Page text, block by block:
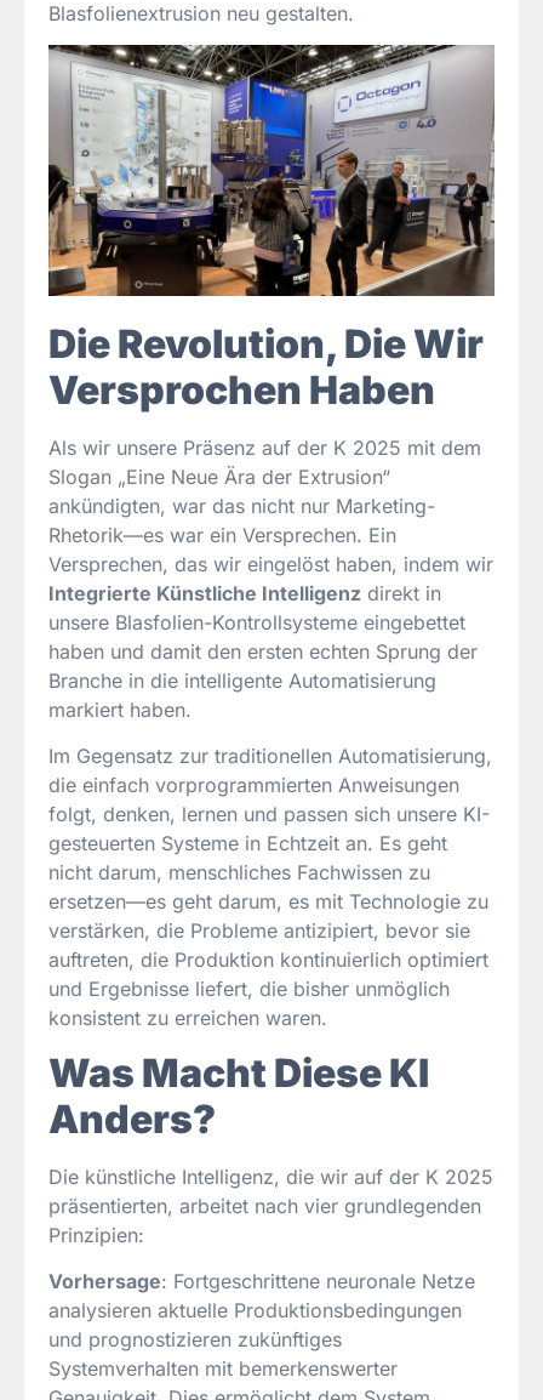
Blasfolienextrusion neu gestalten.
Die Revolution, Die Wir
Versprochen Haben
Als wir unsere Präsenz auf der K 2025 mit dem
Slogan „Eine Neue Ära der Extrusion“
ankündigten, war das nicht nur Marketing-
Rhetorik—es war ein Versprechen. Ein
Versprechen, das wir eingelöst haben, indem wir
Integrierte Künstliche Intelligenz direkt in
unsere Blasfolien-Kontrollsysteme eingebettet
haben und damit den ersten echten Sprung der
Branche in die intelligente Automatisierung
markiert haben.
Im Gegensatz zur traditionellen Automatisierung,
die einfach vorprogrammierten Anweisungen
folgt, denken, lernen und passen sich unsere KI-
gesteuerten Systeme in Echtzeit an. Es geht
nicht darum, menschliches Fachwissen zu
ersetzen—es geht darum, es mit Technologie zu
verstärken, die Probleme antizipiert, bevor sie
auftreten, die Produktion kontinuierlich optimiert
und Ergebnisse liefert, die bisher unmöglich
konsistent zu erreichen waren.
Was Macht Diese KI
Anders?
Die künstliche Intelligenz, die wir auf der K 2025
präsentierten, arbeitet nach vier grundlegenden
Prinzipien:
Vorhersage: Fortgeschrittene neuronale Netze
analysieren aktuelle Produktionsbedingungen
und prognostizieren zukünftiges
Systemverhalten mit bemerkenswerter